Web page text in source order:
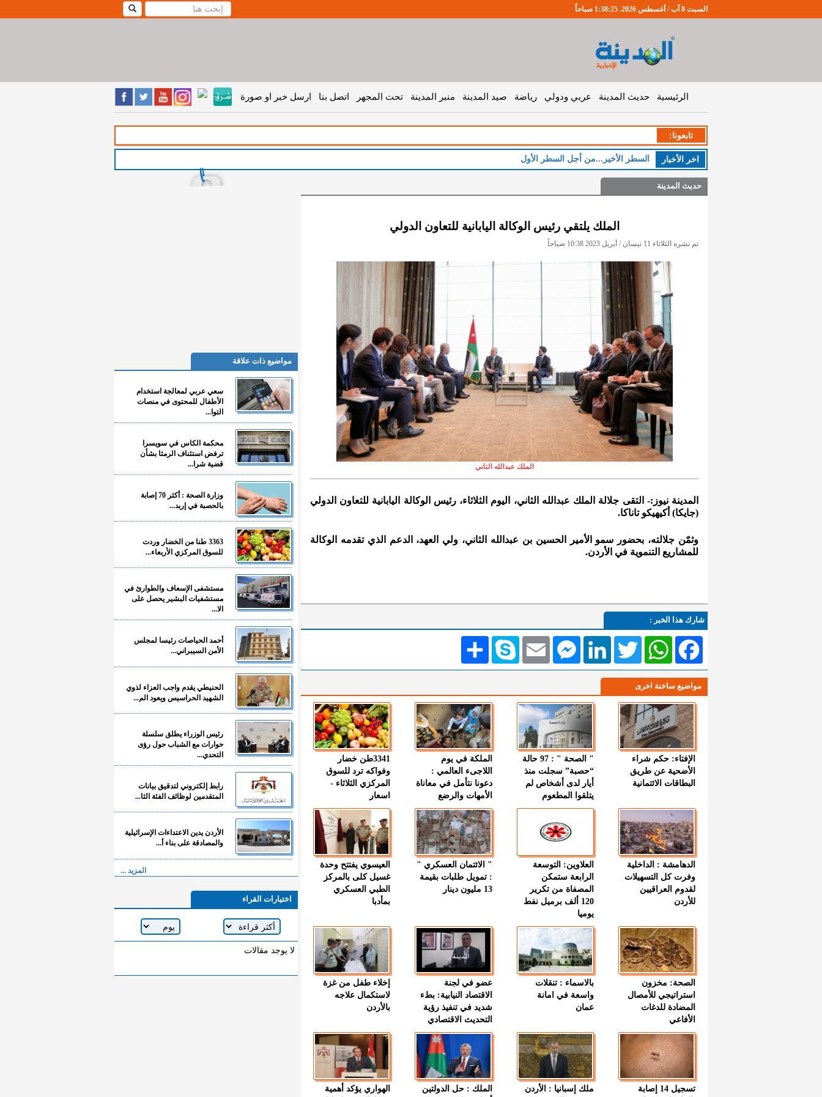
السبت 8 آب / أغسطس 2026. 1:38:26 صباحاً
الرئيسية حديث المدينة عربي ودولي رياضة صيد المدينة منبر المدينة تحت المجهر اتصل بنا ارسل خبر او صورة
تابعونا:
اخر اﻷخبار
حديث المدينة
الملك يلتقي رئيس الوكالة اليابانية للتعاون الدولي
تم نشره الثلاثاء 11 نيسان / أبريل 2023 10:38 صباحاً
الملك عبدالله الثاني
المدينة نيوز:- التقى جلالة الملك عبدالله الثاني، اليوم الثلاثاء، رئيس الوكالة اليابانية للتعاون الدولي
(جايكا) أكيهيكو تاناكا.
وثمّن جلالته، بحضور سمو الأمير الحسين بن عبدالله الثاني، ولي العهد، الدعم الذي تقدمه الوكالة
للمشاريع التنموية في الأردن.
شارك هذا الخبر :
انشر Skype EmailMessengerLinkedIn TwitterWhatsAppFacebook
مواضيع ساخنة اخرى
الإفتاء: حكم شراء
الأضحية عن طريق
البطاقات الائتمانية
" الصحة " : 97 حالة
“حصبة” سجلت منذ
أيار لدى أشخاص لم
يتلقوا المطعوم
الملكة في يوم
اللاجىء العالمي :
دعونا نتأمل في معاناة
الأمهات والرضع
3341طن خضار
وفواكه ترد للسوق
المركزي الثلاثاء -
اسعار
الدهامشة : الداخلية
وفرت كل التسهيلات
لقدوم العراقيين
للأردن
العلاوين: التوسعة
الرابعة ستمكن
المصفاة من تكرير
120 ألف برميل نفط
يوميا
" الائتمان العسكري "
: تمويل طلبات بقيمة
13 مليون دينار
العيسوي يفتتح وحدة
غسيل كلى بالمركز
الطبي العسكري
بمأدبا
الصحة: مخزون
استراتيجي للأمصال
المضادة للدغات
الأفاعي
بالاسماء : تنقلات
واسعة في امانة
عمان
عضو في لجنة
الاقتصاد النيابية: بطء
شديد في تنفيذ رؤية
التحديث الاقتصادي
إخلاء طفل من غزة
لاستكمال علاجه
بالأردن
تسجيل 14 إصابة
ملك إسبانيا : الأردن
الملك : حل الدولتين
الهواري يؤكد أهمية
مواضيع ذات علاقة
سعي عربي لمعالجة استخدام
الأطفال للمحتوى في منصات
التوا...
محكمة الكاس في سويسرا
ترفض استئناف الرمثا بشأن
قضية شرا...
وزارة الصحة : أكثر 70 إصابة
بالحصبة في إربد...
3363 طنا من الخضار وردت
للسوق المركزي الأربعاء...
مستشفى الإسعاف والطوارئ في
مستشفيات البشير يحصل على
الا...
أحمد الحياصات رئيسا لمجلس
الأمن السيبراني...
الحنيطي يقدم واجب العزاء لذوي
الشهيد الحراسيس ويعود الم...
رئيس الوزراء يطلق سلسلة
حوارات مع الشباب حول رؤى
التحدي...
رابط إلكتروني لتدقيق بيانات
المتقدمين لوظائف الفئة الثا...
الأردن يدين الاعتداءات الإسرائيلية
والمصادقة على بناء أ...
المزيد ...
اختيارات القراء
لا يوجد مقالات